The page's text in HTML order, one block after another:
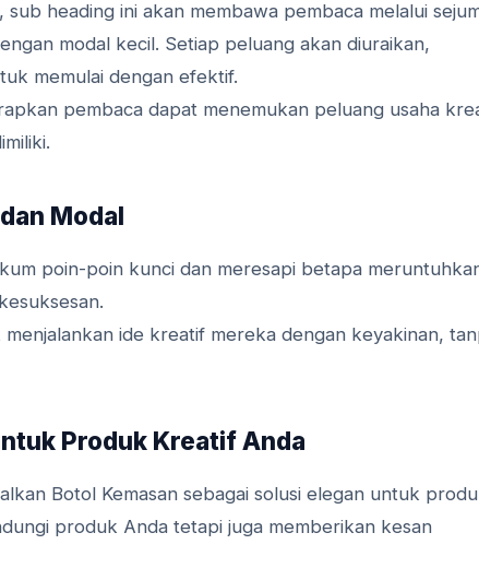
heading ini akan membawa pembaca melalui
modal kecil. Setiap peluang akan diuraikan,
memulai dengan efektif.
pembaca dapat menemukan peluang usaha
Modal
poin-poin kunci dan meresapi betapa
ide kreatif mereka dengan keyakinan,
Produk Kreatif Anda
Botol Kemasan sebagai solusi elegan untuk
produk Anda tetapi juga memberikan kesan